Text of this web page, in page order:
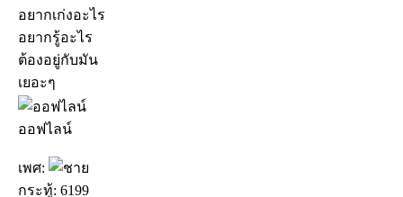
อยากเก่งอะไร
อยากรู้อะไร
ต้องอยู่กับมัน
เยอะๆ
ออฟไลน์
เพศ:
กระทู้: 6199